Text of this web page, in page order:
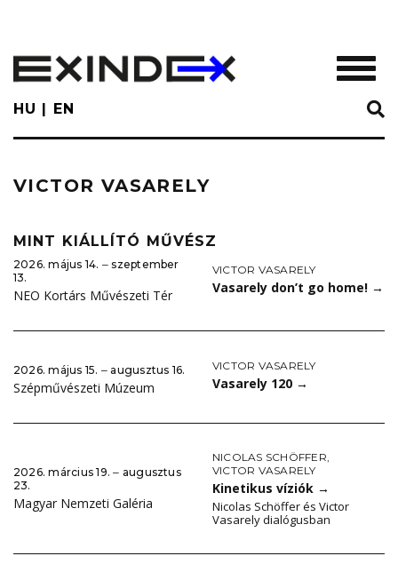
main
content
HU EN
VICTOR VASARELY
MINT KIÁLLÍTÓ MŰVÉSZ
2026. május 14. ‒ szeptember
13.
NEO Kortárs Művészeti Tér
VICTOR VASARELY
Vasarely don’t go home! →
2026. május 15. ‒ augusztus 16.
Szépművészeti Múzeum
VICTOR VASARELY
Vasarely 120 →
2026. március 19. ‒ augusztus
23.
Magyar Nemzeti Galéria
NICOLAS SCHÖFFER,
VICTOR VASARELY
Kinetikus víziók →
Nicolas Schöffer és Victor
Vasarely dialógusban